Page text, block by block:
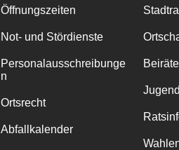
Öffnungszeiten
Not- und Stördienste
Personalausschreibunge
n
Ortsrecht
Abfallkalender
Beiräte